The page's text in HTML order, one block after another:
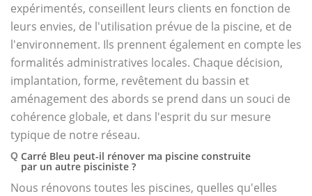
expérimentés, conseillent leurs clients en fonction de
leurs envies, de l'utilisation prévue de la piscine, et de
l'environnement. Ils prennent également en compte les
formalités administratives locales. Chaque décision,
implantation, forme, revêtement du bassin et
aménagement des abords se prend dans un souci de
cohérence globale, et dans l'esprit du sur mesure
typique de notre réseau.
Q Carré Bleu peut-il rénover ma piscine construite
par un autre pisciniste ?
Nous rénovons toutes les piscines, quelles qu'elles